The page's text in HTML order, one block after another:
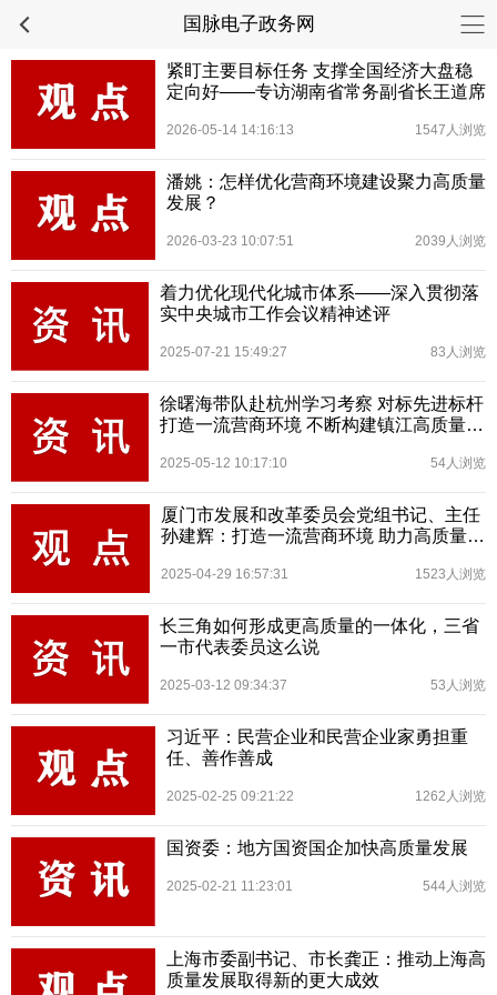
国脉电子政务网
紧盯主要目标任务 支撑全国经济大盘稳
定向好——专访湖南省常务副省长王道席
2026-05-14 14:16:13 1547人浏览
潘姚：怎样优化营商环境建设聚力高质量
发展？
2026-03-23 10:07:51 2039人浏览
着力优化现代化城市体系——深入贯彻落
实中央城市工作会议精神述评
2025-07-21 15:49:27 83人浏览
徐曙海带队赴杭州学习考察 对标先进标杆
打造一流营商环境 不断构建镇江高质量发
2025-05-12 10:17:10 54人浏览
厦门市发展和改革委员会党组书记、主任
孙建辉：打造一流营商环境 助力高质量发
2025-04-29 16:57:31 1523人浏览
长三角如何形成更高质量的一体化，三省
一市代表委员这么说
2025-03-12 09:34:37 53人浏览
习近平：民营企业和民营企业家勇担重
任、善作善成
2025-02-25 09:21:22 1262人浏览
国资委：地方国资国企加快高质量发展
2025-02-21 11:23:01 544人浏览
上海市委副书记、市长龚正：推动上海高
质量发展取得新的更大成效